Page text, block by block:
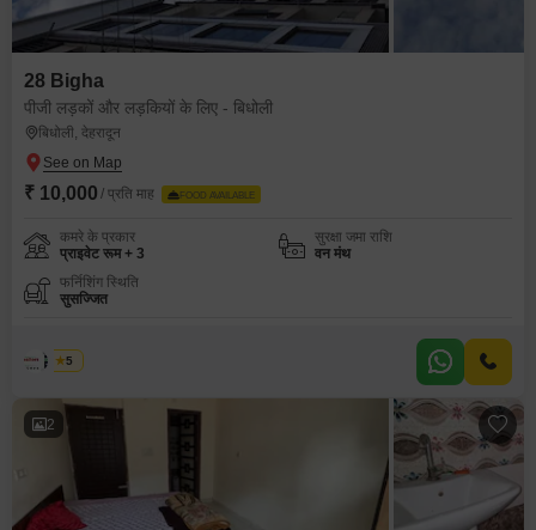
28 Bigha
पीजी लड़कों और लड़कियों के लिए - बिधोली
बिधोली, देहरादून
₹ 10,000 / प्रति माह FOOD AVAILABLE
कमरे के प्रकार
प्राइवेट रूम + 3
सुरक्षा जमा राशि
वन मंथ
फर्निशिंग स्थिति
सुसज्जित
गिरीश
5
2